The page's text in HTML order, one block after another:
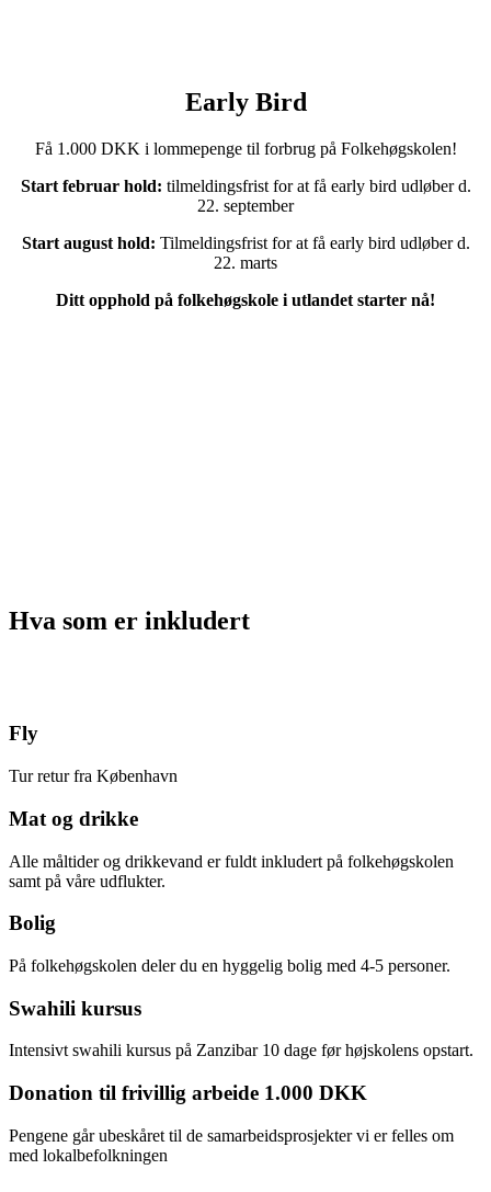
Early Bird
Få 1.000 DKK i lommepenge til forbrug på Folkehøgskolen!
Start februar hold: tilmeldingsfrist for at få early bird udløber d.
22. september
Start august hold: Tilmeldingsfrist for at få early bird udløber d.
22. marts
Ditt opphold på folkehøgskole i utlandet starter nå!
Hva som er inkludert
Fly
Tur retur fra København
Mat og drikke
Alle måltider og drikkevand er fuldt inkludert på folkehøgskolen
samt på våre udflukter.
Bolig
På folkehøgskolen deler du en hyggelig bolig med 4-5 personer.
Swahili kursus
Intensivt swahili kursus på Zanzibar 10 dage før højskolens opstart.
Donation til frivillig arbeide 1.000 DKK
Pengene går ubeskåret til de samarbeidsprosjekter vi er felles om
med lokalbefolkningen